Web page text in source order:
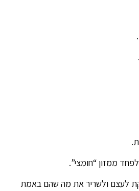
ממזון “חומצי”.
לעצם ולשריר את מה שהם באמת